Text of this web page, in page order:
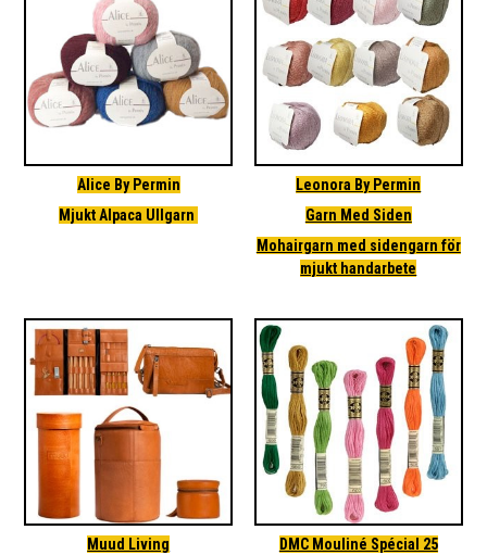
Alice By Permin
Mjukt Alpaca Ullgarn
Leonora By Permin
Garn Med Siden
Mohairgarn med sidengarn för
mjukt handarbete
Muud Living
DMC Mouliné Spécial 25